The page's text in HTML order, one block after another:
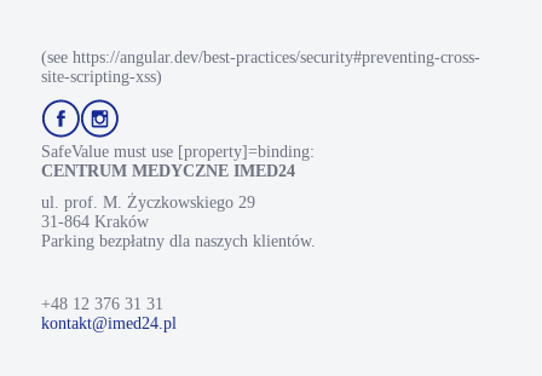
(see https://angular.dev/best-practices/security#preventing-cross-
site-scripting-xss)
Przejdź
do
profilu
Facebook
do
profilu
Instagram
SafeValue must use [property]=binding:
CENTRUM MEDYCZNE IMED24
ul. prof. M. Życzkowskiego 29
31-864 Kraków
Parking bezpłatny dla naszych klientów.
+48 12 376 31 31
kontakt@imed24.pl